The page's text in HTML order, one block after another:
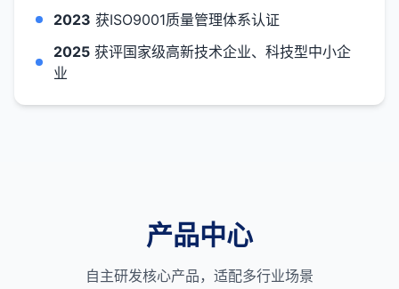
2023 获ISO9001质量管理体系认证
2025获评国家级高新技术企业、科技型中小企
业
产品中心
自主研发核心产品，适配多行业场景